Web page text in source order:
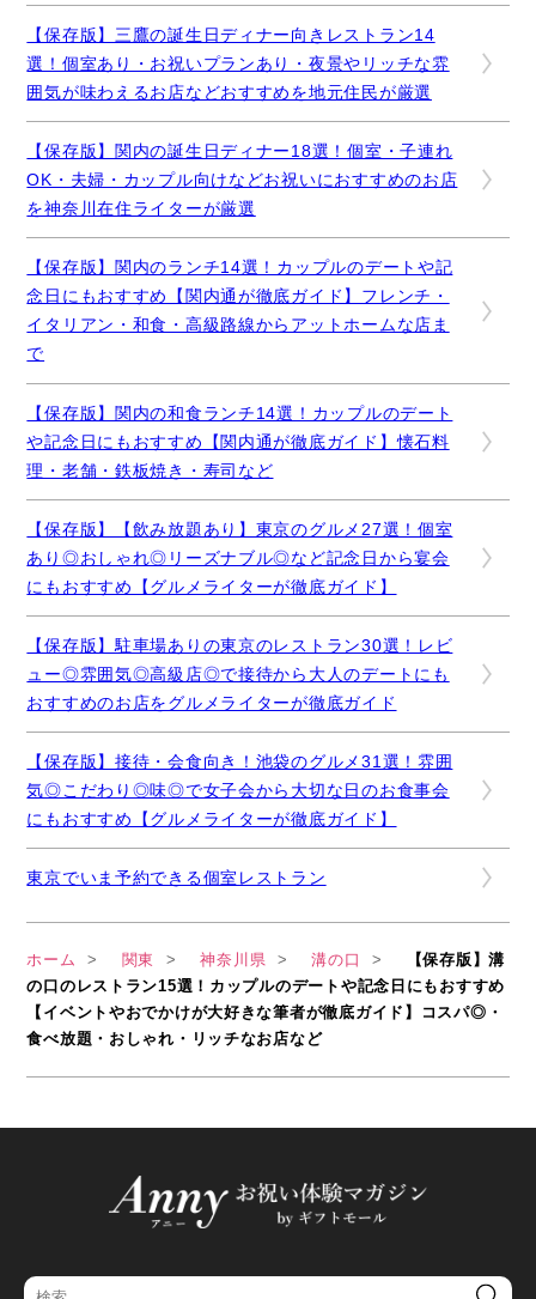
【保存版】三鷹の誕生日ディナー向きレストラン14
選！個室あり・お祝いプランあり・夜景やリッチな雰
囲気が味わえるお店などおすすめを地元住民が厳選
【保存版】関内の誕生日ディナー18選！個室・子連れ
OK・夫婦・カップル向けなどお祝いにおすすめのお店
を神奈川在住ライターが厳選
【保存版】関内のランチ14選！カップルのデートや記
念日にもおすすめ【関内通が徹底ガイド】フレンチ・
イタリアン・和食・高級路線からアットホームな店ま
で
【保存版】関内の和食ランチ14選！カップルのデート
や記念日にもおすすめ【関内通が徹底ガイド】懐石料
理・老舗・鉄板焼き・寿司など
【保存版】【飲み放題あり】東京のグルメ27選！個室
あり◎おしゃれ◎リーズナブル◎など記念日から宴会
にもおすすめ【グルメライターが徹底ガイド】
【保存版】駐車場ありの東京のレストラン30選！レビ
ュー◎雰囲気◎高級店◎で接待から大人のデートにも
おすすめのお店をグルメライターが徹底ガイド
【保存版】接待・会食向き！池袋のグルメ31選！雰囲
気◎こだわり◎味◎で女子会から大切な日のお食事会
にもおすすめ【グルメライターが徹底ガイド】
東京でいま予約できる個室レストラン
ホーム 関東 神奈川県 溝の口
【保存版】溝
の口のレストラン15選！カップルのデートや記念日にもおすすめ
【イベントやおでかけが大好きな筆者が徹底ガイド】コスパ◎・
食べ放題・おしゃれ・リッチなお店など